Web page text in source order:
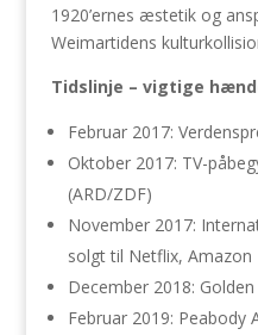
1920’ernes æstetik og
Weimartidens
Tidslinje – vigtige
Februar 2017:
Oktober 2017: TV-
(ARD/ZDF)
November 2017:
solgt til Netflix, Amazon
December 2018:
Februar 2019: Peabody